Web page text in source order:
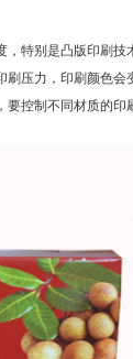
特别是凸版印刷技
压力，印刷颜色
控制不同材质的